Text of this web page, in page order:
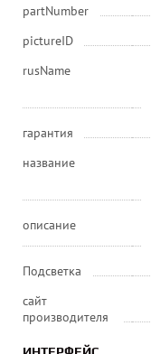
partNumber
pictureID
rusName
гарантия
название
описание
Подсветка
сайт
производителя